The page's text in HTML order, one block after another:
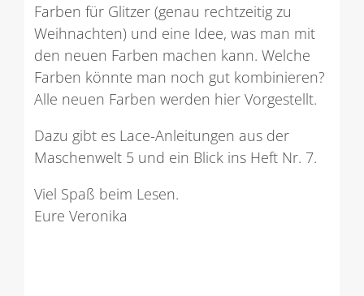
Farben für Glitzer (genau rechtzeitig zu
Weihnachten) und eine Idee, was man mit
den neuen Farben machen kann. Welche
Farben könnte man noch gut kombinieren?
Alle neuen Farben werden hier Vorgestellt.
Dazu gibt es Lace-Anleitungen aus der
Maschenwelt 5 und ein Blick ins Heft Nr. 7.
Viel Spaß beim Lesen.
Eure Veronika